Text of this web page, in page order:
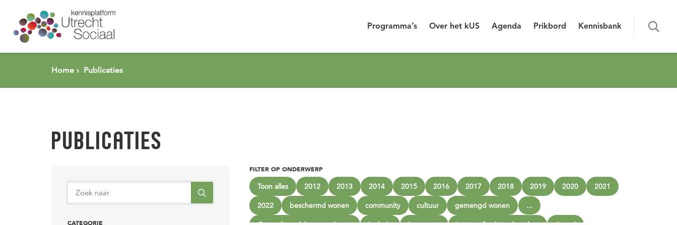
Programma’s Over het kUS Agenda Prikbord Kennisbank
Home Publicaties
PUBLICATIES
CATEGORIE
FILTER OP ONDERWERP
Toon alles 2012 2013 2014 2015 2016 2017 2018 2019 2020 2021
2022 beschermd wonen community cultuur gemengd wonen ...